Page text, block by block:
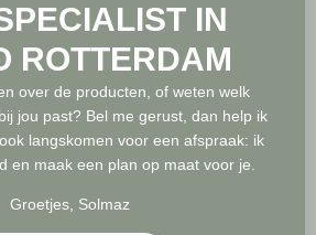
IN
ROTTERDAM
over de producten, of weten welk
jou past? Bel me gerust, dan help ik
langskomen voor een afspraak: ik
en maak een plan op maat voor je.
Groetjes, Solmaz